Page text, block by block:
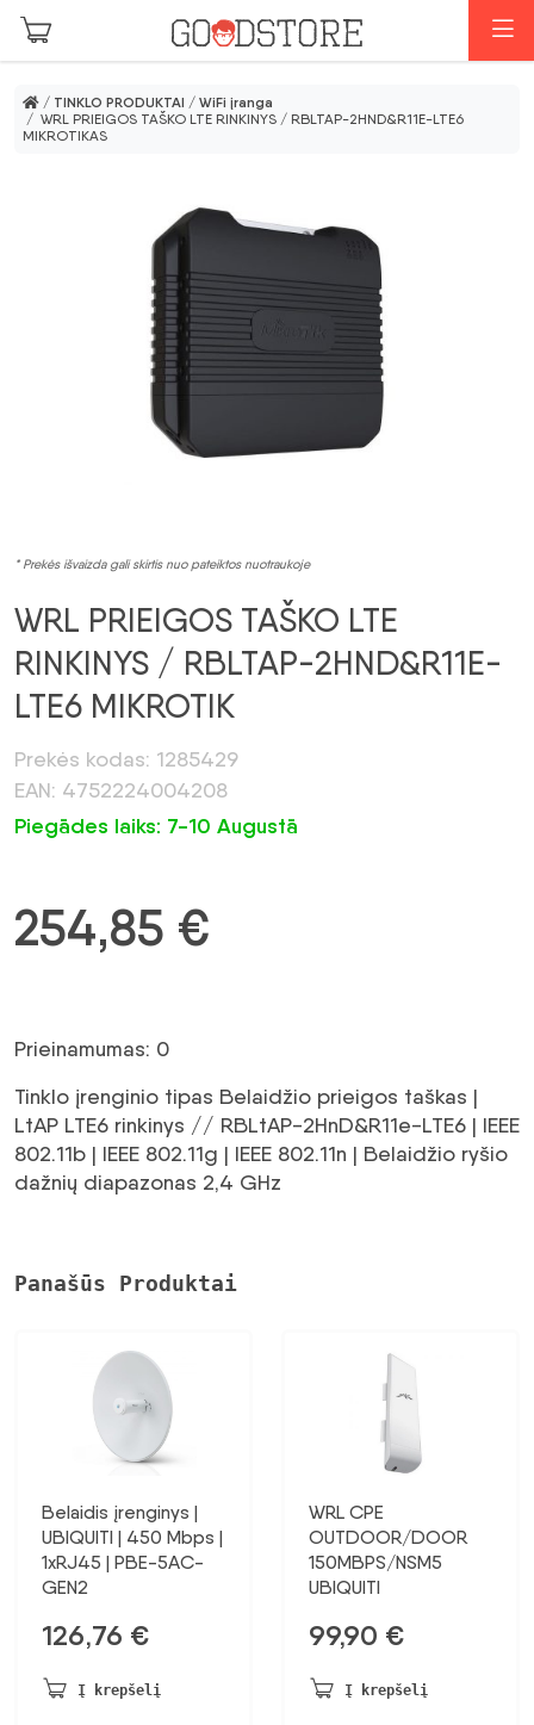
Pereiti prie pagrindinio turinio
/ TINKLO PRODUKTAI / WiFi įranga
/ WRL PRIEIGOS TAŠKO LTE RINKINYS / RBLTAP-2HND&R11E-LTE6
MIKROTIKAS
* Prekės išvaizda gali skirtis nuo pateiktos nuotraukoje
WRL PRIEIGOS TAŠKO LTE
RINKINYS / RBLTAP-2HND&R11E-
LTE6 MIKROTIK
Prekės kodas: 1285429
EAN: 4752224004208
Piegādes laiks: 7-10 Augustā
254,85 €
Prieinamumas: 0
Tinklo įrenginio tipas Belaidžio prieigos taškas |
LtAP LTE6 rinkinys // RBLtAP-2HnD&R11e-LTE6 | IEEE
802.11b | IEEE 802.11g | IEEE 802.11n | Belaidžio ryšio
dažnių diapazonas 2,4 GHz
Panašūs Produktai
Belaidis įrenginys |
UBIQUITI | 450 Mbps |
1xRJ45 | PBE-5AC-
GEN2
126,76 €
Į krepšelį
WRL CPE
OUTDOOR/DOOR
150MBPS/NSM5
UBIQUITI
99,90 €
Į krepšelį